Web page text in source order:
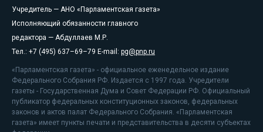
Учредитель — АНО «Парламентская газета»
Исполняющий обязанности главного
редактора — Абдуллаев М.Р.
Тел.: +7 (495) 637–69–79 E-mail: pg@pnp.ru
«Парламентская газета» - официальное еженедельное издание
Федерального Собрания РФ. Издается с 1997 года. Учредители
газеты - Государственная Дума и Совет Федерации РФ. Официальный
публикатор федеральных конституционных законов, федеральных
законов и актов палат Федерального Собрания. «Парламентская
газета» имеет пункты печати и представительства в десяти субъектах